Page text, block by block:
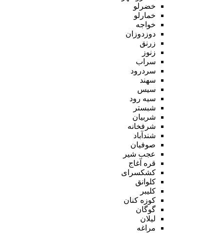
خضرلو
خمارلو
خواجه
دوزدوزان
زرنق
زنوز
سراب
سردرود
سهند
سیس
سیه رود
شبستر
شربیان
شرفخانه
شندآباد
صوفیان
عجب شیر
قره آغاج
کشکسرای
کلوانق
کلیبر
کوزه کنان
گوگان
لیلان
مراغه